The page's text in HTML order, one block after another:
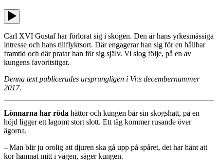
Carl XVI Gustaf har förlorat sig i skogen. Den är hans yrkesmässiga
intresse och hans tillflyktsort. Där engagerar han sig för en hållbar
framtid och där pratar han för sig själv. Vi slog följe, på en av
kungens favoritstigar.
Denna text publicerades ursprungligen i Vi:s decembernummer
2017.
Lönnarna har röda hättor och kungen bär sin skogshatt, på en
höjd ligger ett lagomt stort slott. Ett tåg kommer rusande över
ägorna.
– Man blir ju orolig att djuren ska gå upp på spåret, det har hänt att
kor hamnat mitt i vägen, säger kungen.